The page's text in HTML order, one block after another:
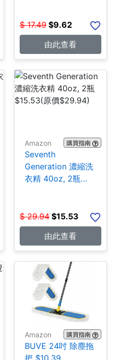
$ 17.49 $9.62
由此查看
Amazon 購買指南
Seventh
Generation 濃縮洗
衣精 40oz, 2瓶
$ 29.94 $15.53
由此查看
Amazon 購買指南
BUVE 24吋 除塵拖
把 $10.39